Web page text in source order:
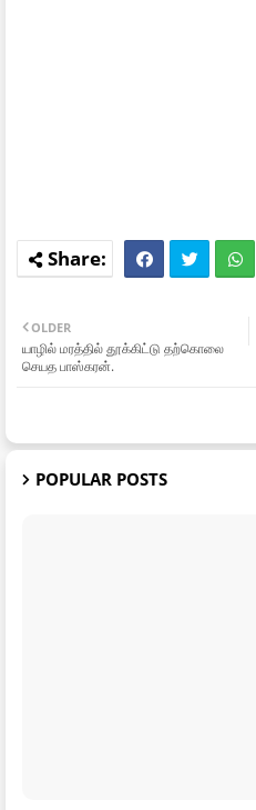
OLDER
யாழில் மரத்தில் தூக்கிட்டு தற்கொலை
செயத பாஸ்கரன்.
POPULAR POSTS